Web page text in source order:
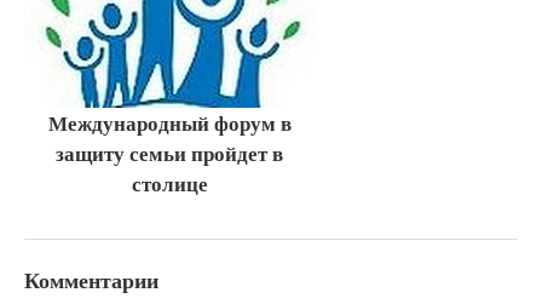
Международный форум в
защиту семьи пройдет в
столице
Комментарии